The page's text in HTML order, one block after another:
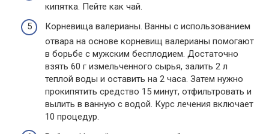
кипятка. Пейте как чай.
Корневища валерианы. Ванны с использованием
отвара на основе корневищ валерианы помогают
в борьбе с мужским бесплодием. Достаточно
взять 60 г измельченного сырья, залить 2 л
теплой воды и оставить на 2 часа. Затем нужно
прокипятить средство 15 минут, отфильтровать и
вылить в ванную с водой. Курс лечения включает
10 процедур.